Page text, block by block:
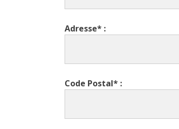
Adresse* :
Code Postal* :